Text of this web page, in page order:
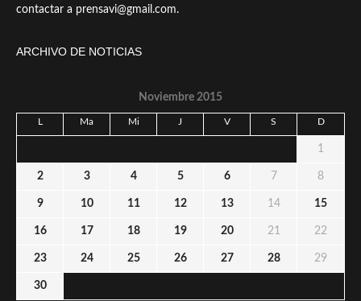
contactar a prensavi@gmail.com.
ARCHIVO DE NOTICIAS
Noviembre 2015
L Ma Mi J V S D
1
2 3 4 5 6 7 8
9 10 11 12 13 14 15
16 17 18 19 20 21 22
23 24 25 26 27 28 29
30